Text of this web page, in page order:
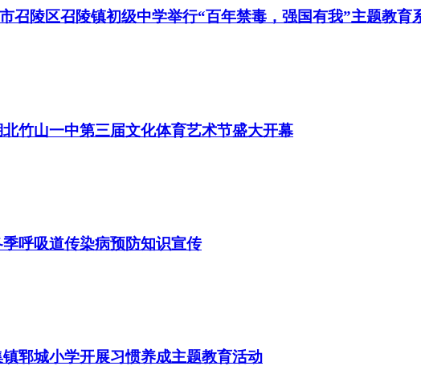
陵区召陵镇初级中学举行“百年禁毒，强国有我”主题教育
竹山一中第三届文化体育艺术节盛大开幕
呼吸道传染病预防知识宣传
郓城小学开展习惯养成主题教育活动